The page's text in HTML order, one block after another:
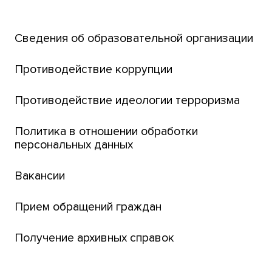
Парк социогуманитарных технологий ТГУ
Английский для всех
ТГУ
Интернет-лицей
Открытые онлайн-курсы (MOOCs)
Платежи онлайн
Банк инициатив по развитию университета
Сведения об образовательной организации
Противодействие коррупции
Противодействие идеологии терроризма
Политика в отношении обработки
персональных данных
Вакансии
Прием обращений граждан
Получение архивных справок